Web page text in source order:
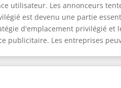
utilisateur. Les annonceurs
est devenu une partie
d'emplacement privilégié
publicitaire. Les entreprises